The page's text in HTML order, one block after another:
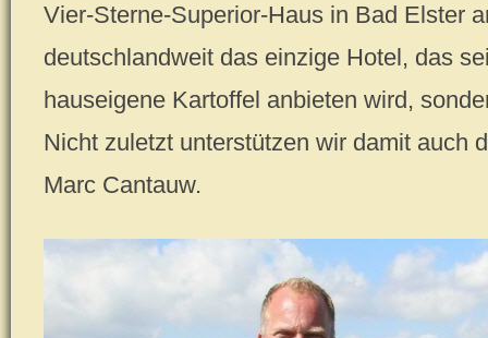
Vier-Sterne-Superior-Haus in Bad Elster
deutschlandweit das einzige Hotel, das
hauseigene Kartoffel anbieten wird,
Nicht zuletzt unterstützen wir damit auch
Marc Cantauw.